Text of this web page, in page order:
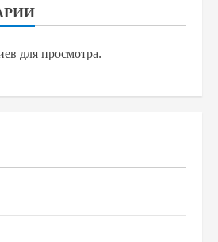
для просмотра.